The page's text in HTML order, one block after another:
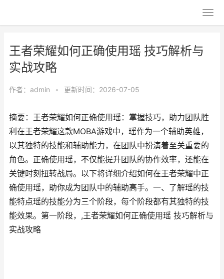
王者荣耀如何正确使用瑶 技巧解析与
实战攻略
作者： admin • 更新时间：2026-07-05
摘要：王者荣耀如何正确使用瑶：掌握技巧，助力团队胜
利在王者荣耀这款MOBA游戏中，瑶作为一个辅助英雄，
以其独特的技能和辅助能力，在团队中扮演着至关重要的
角色。正确使用瑶，不仅能提升团队的协作效率，还能在
关键时刻扭转战局。以下将详细介绍如何在王者荣耀中正
确使用瑶，助你成为团队中的辅助高手。一、了解瑶的技
能特点瑶的技能分为三个阶段，每个阶段都有其独特的技
能效果。第一阶段，,王者荣耀如何正确使用瑶 技巧解析与
实战攻略